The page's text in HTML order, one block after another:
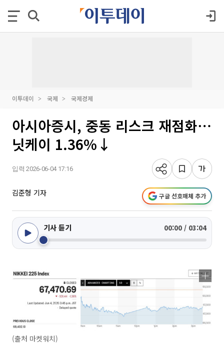
이투데이 국제 국제경제
아시아증시, 중동 리스크 재점화⋯
닛케이 1.36%↓
입력 2026-06-04 17:16
김준형 기자 구글 선호매체 추가
기사 듣기 00:00 / 03:04
(출처 마켓워치)